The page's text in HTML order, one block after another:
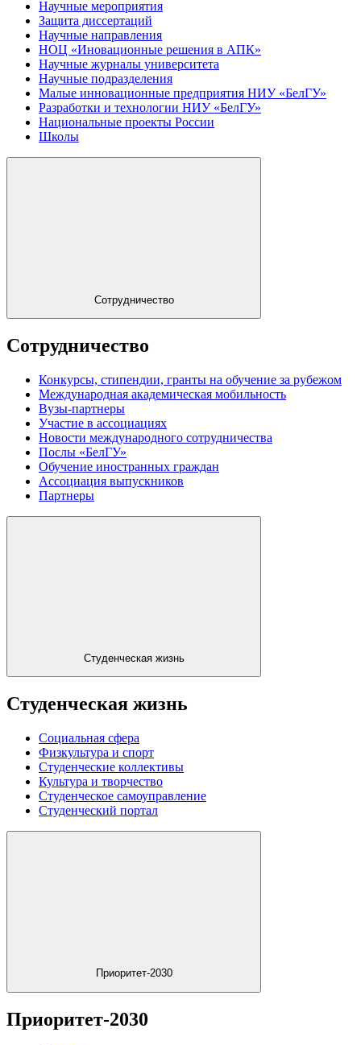
Научные мероприятия
Защита диссертаций
Научные направления
НОЦ «Иновационные решения в АПК»
Научные журналы университета
Научные подразделения
Малые инновационные предприятия НИУ «БелГУ»
Разработки и технологии НИУ «БелГУ»
Национальные проекты России
Школы
Сотрудничество
Сотрудничество
Конкурсы, стипендии, гранты на обучение за рубежом
Международная академическая мобильность
Вузы-партнеры
Участие в ассоциациях
Новости международного сотрудничества
Послы «БелГУ»
Обучение иностранных граждан
Ассоциация выпускников
Партнеры
Студенческая жизнь
Студенческая жизнь
Социальная сфера
Физкультура и спорт
Студенческие коллективы
Культура и творчество
Студенческое самоуправление
Студенческий портал
Приоритет-2030
Приоритет-2030